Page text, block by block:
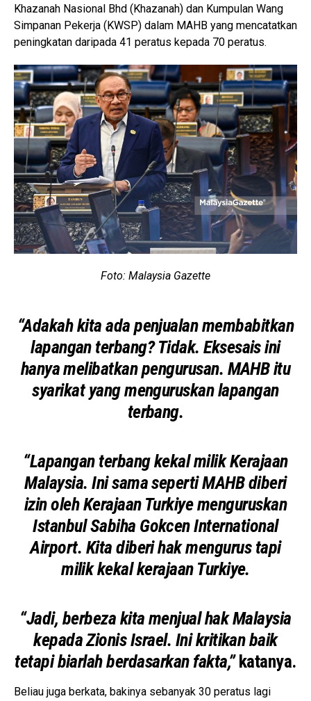
Khazanah Nasional Bhd (Khazanah) dan Kumpulan Wang
Simpanan Pekerja (KWSP) dalam MAHB yang mencatatkan
peningkatan daripada 41 peratus kepada 70 peratus.
Foto: Malaysia Gazette
“Adakah kita ada penjualan membabitkan
lapangan terbang? Tidak. Eksesais ini
hanya melibatkan pengurusan. MAHB itu
syarikat yang menguruskan lapangan
terbang.
“Lapangan terbang kekal milik Kerajaan
Malaysia. Ini sama seperti MAHB diberi
izin oleh Kerajaan Turkiye menguruskan
Istanbul Sabiha Gokcen International
Airport. Kita diberi hak mengurus tapi
milik kekal kerajaan Turkiye.
“Jadi, berbeza kita menjual hak Malaysia
kepada Zionis Israel. Ini kritikan baik
tetapi biarlah berdasarkan fakta,”katanya.
Beliau juga berkata, bakinya sebanyak 30 peratus lagi